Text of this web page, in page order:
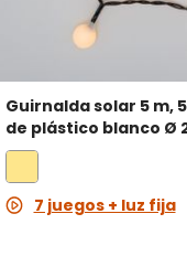
Guirnalda solar 5 m,
de plástico blanco Ø
blanco cálido, cable
7 juegos + luz fija